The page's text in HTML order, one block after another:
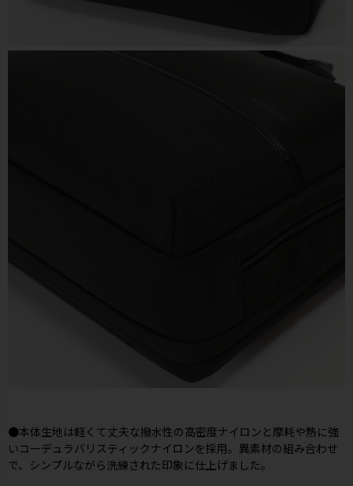
●本体生地は軽くて丈夫な撥水性の高密度ナイロンと摩耗や熱に強
いコーデュラバリスティックナイロンを採用。異素材の組み合わせ
で、シンプルながら洗練された印象に仕上げました。